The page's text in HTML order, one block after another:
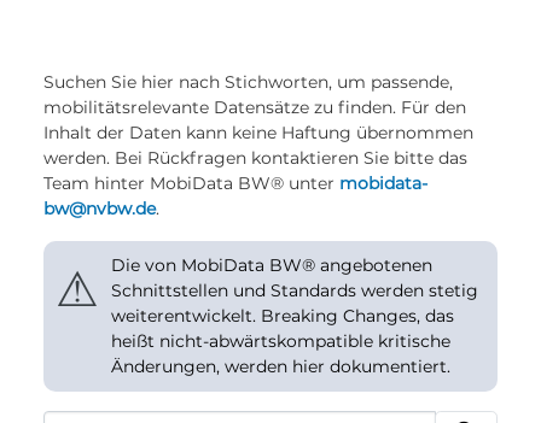
Suchen Sie hier nach Stichworten, um passende,
mobilitätsrelevante Datensätze zu finden. Für den
Inhalt der Daten kann keine Haftung übernommen
werden. Bei Rückfragen kontaktieren Sie bitte das
Team hinter MobiData BW® unter mobidata-
bw@nvbw.de.
⚠
Die von MobiData BW® angebotenen
Schnittstellen und Standards werden stetig
weiterentwickelt. Breaking Changes, das
heißt nicht-abwärtskompatible kritische
Änderungen, werden hier dokumentiert.